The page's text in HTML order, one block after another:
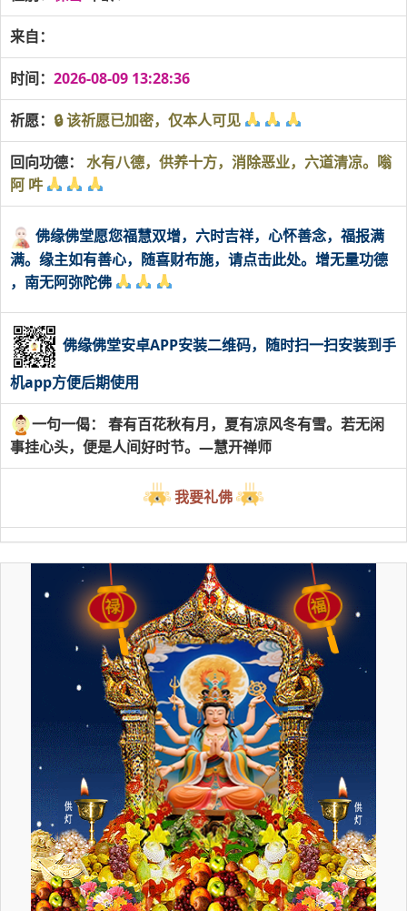
来自：
时间： 2026-08-09 13:28:36
祈愿： 🔒 该祈愿已加密，仅本人可见
回向功德： 水有八德，供养十方，消除恶业，六道清凉。嗡
阿 吽
佛缘佛堂愿您福慧双增，六时吉祥，心怀善念，福报满
满。缘主如有善心，随喜财布施，请点击此处。增无量功德
，南无阿弥陀佛
佛缘佛堂安卓APP安装二维码，随时扫一扫安装到手
机app方便后期使用
一句一偈： 春有百花秋有月，夏有凉风冬有雪。若无闲
事挂心头，便是人间好时节。—慧开禅师
我要礼佛
福
禄